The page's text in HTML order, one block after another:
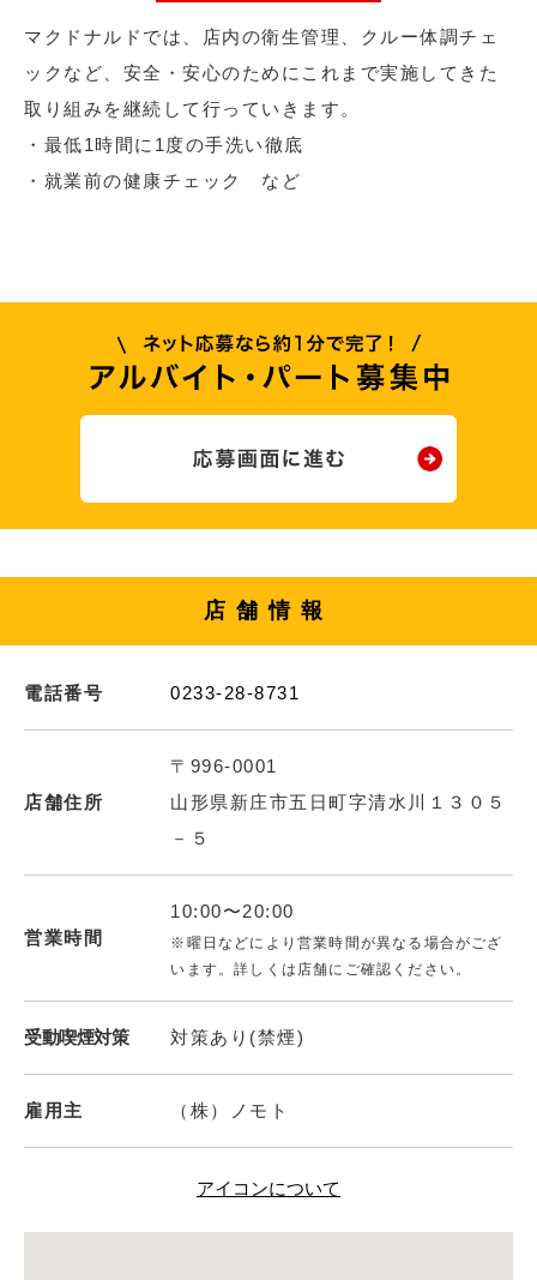
マクドナルドでは、店内の衛生管理、クルー体調チェ
ックなど、安全・安心のためにこれまで実施してきた
取り組みを継続して行っていきます。
・最低1時間に1度の手洗い徹底
・就業前の健康チェック など
店舗情報
電話番号 0233-28-8731
店舗住所
〒996-0001
山形県新庄市五日町字清水川１３０５
－５
営業時間
10:00〜20:00
※曜日などにより営業時間が異なる場合がござ
います。詳しくは店舗にご確認ください。
受動喫煙対策 対策あり(禁煙)
雇用主 （株）ノモト
アイコンについて